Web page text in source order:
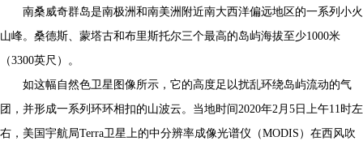
南桑威奇群岛是南极洲和南美洲附近南大西洋偏远地区的一系列小火
山峰。桑德斯、蒙塔古和布里斯托尔三个最高的岛屿海拔至少1000米
（3300英尺）。
如这幅自然色卫星图像所示，它的高度足以扰乱环绕岛屿流动的气
团，并形成一系列环环相扣的山波云。当地时间2020年2月5日上午11时左
右，美国宇航局Terra卫星上的中分辨率成像光谱仪（MODIS）在西风吹